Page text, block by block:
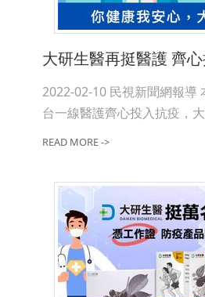
2022-02-10 民視新聞網報導
台一線醫護齊心投入抗疫，
READ MORE ->